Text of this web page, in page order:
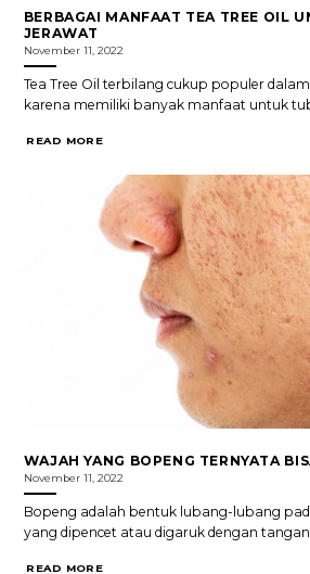
BERBAGAI MANFAAT TEA TREE OIL
JERAWAT
November 11, 2022
Tea Tree Oil terbilang cukup populer
karena memiliki banyak manfaat untuk
READ MORE
WAJAH YANG BOPENG TERNYATA
November 11, 2022
Bopeng adalah bentuk lubang-lubang
yang dipencet atau digaruk dengan tangan
READ MORE